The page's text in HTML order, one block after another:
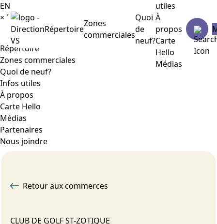
Répertoire
Zones
commerciales
Quoi
de
neuf?
utiles
À
propos
Carte
Hello
Médias
EN
× Menu
Répertoire
Zones commerciales
Quoi de neuf?
Infos utiles
À propos
Carte Hello
Médias
Partenaires
Nous joindre
Retour aux commerces
CLUB DE GOLF ST-ZOTIQUE